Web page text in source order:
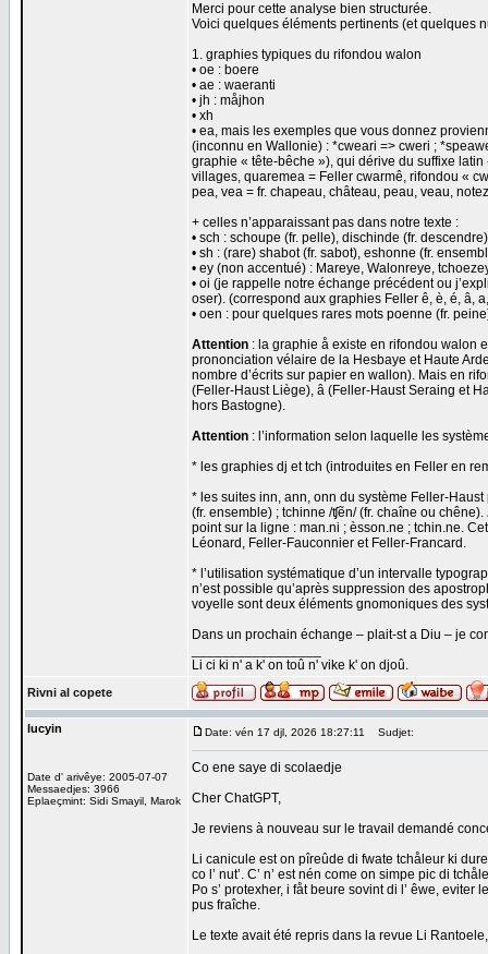
Merci pour cette analyse bien structurée.
Voici quelques éléments pertinents (et quelques
1. graphies typiques du rifondou walon
• oe : boere
• ae : waeranti
• jh : måjhon
• xh
• ea, mais les exemples que vous donnez
(inconnu en Wallonie) : *cweari => cweri ;
graphie « tête-bêche »), qui dérive du suffixe
villages, quaremea = Feller cwarmê, rifondou «
pea, vea = fr. chapeau, château, peau, veau,
+ celles n’apparaissant pas dans notre texte :
• sch : schoupe (fr. pelle), dischinde (fr.
• sh : (rare) shabot (fr. sabot), eshonne (fr.
• ey (non accentué) : Mareye, Walonreye,
• oi (je rappelle notre échange précédent ou
oser). (correspond aux graphies Feller ê, è, é, â,
• oen : pour quelques rares mots poenne (fr.
Attention : la graphie å existe en rifondou walon
prononciation vélaire de la Hesbaye et Haute
nombre d’écrits sur papier en wallon). Mais en
(Feller-Haust Liège), â (Feller-Haust Seraing et
hors Bastogne).
Attention : l’information selon laquelle les
* les graphies dj et tch (introduites en Feller en
* les suites inn, ann, onn du système Feller-
(fr. ensemble) ; tchinne /ʧẽn/ (fr. chaîne ou chêne).
point sur la ligne : man.ni ; èsson.ne ; tchin.ne.
Léonard, Feller-Fauconnier et Feller-Francard.
* l’utilisation systématique d’un intervalle
n’est possible qu’après suppression des
voyelle sont deux éléments gnomoniques des
Dans un prochain échange – plait-st a Diu – je
Li ci ki n' a k' on toû n' vike k' on djoû.
Rivni al copete
lucyin
Date d' arivêye: 2005-07-07
Messaedjes: 3966
Eplaeçmint: Sidi Smayil, Marok
Date: vén 17 djl, 2026 18:27:11 Sudjet:
Co ene saye di scolaedje
Cher ChatGPT,
Je reviens à nouveau sur le travail demandé
Li canicule est on pîreûde di fwate tchåleur ki
co l’ nut’. C’ n’ est nén come on simpe pic di
Po s’ protexher, i fåt beure sovint di l’ êwe, eviter
pus fraîche.
Le texte avait été repris dans la revue Li